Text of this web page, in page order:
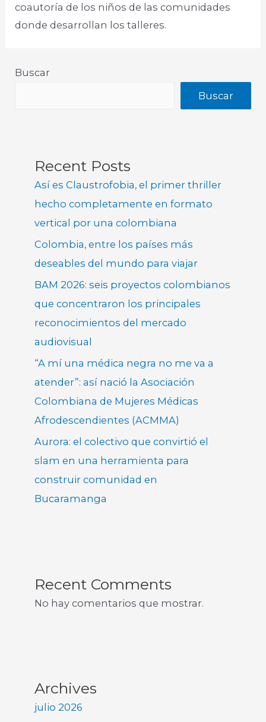
coautoría de los niños de las comunidades
donde desarrollan los talleres.
Buscar
Buscar
Recent Posts
Así es Claustrofobia, el primer thriller
hecho completamente en formato
vertical por una colombiana
Colombia, entre los países más
deseables del mundo para viajar
BAM 2026: seis proyectos colombianos
que concentraron los principales
reconocimientos del mercado
audiovisual
“A mí una médica negra no me va a
atender”: así nació la Asociación
Colombiana de Mujeres Médicas
Afrodescendientes (ACMMA)
Aurora: el colectivo que convirtió el
slam en una herramienta para
construir comunidad en
Bucaramanga
Recent Comments
No hay comentarios que mostrar.
Archives
julio 2026